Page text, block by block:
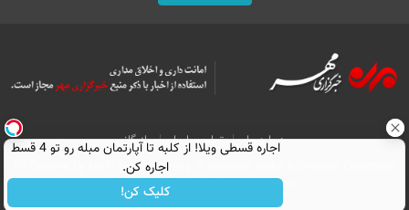
درباره ما تماس با ما
بازرگانی
All Content by Mehr News Agency is licensed under a Creative Commons
Attribution 4.0 International License.
اجاره‌ قسطی ویلا! از کلبه تا آپارتمان مبله رو تو 4 قسط
اجاره کن.
کلیک کن!